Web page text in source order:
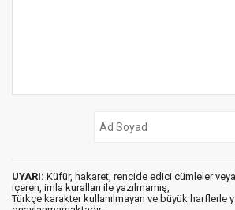
UYARI: Küfür, hakaret, rencide edici cümleler
içeren, imla kuralları ile yazılmamış,
Türkçe karakter kullanılmayan ve büyük harflerle